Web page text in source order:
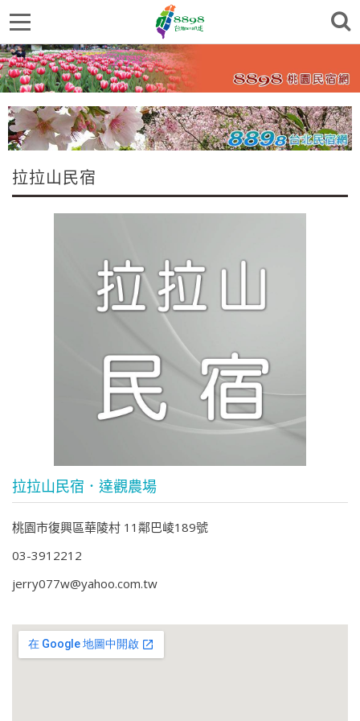
拉拉山民宿
拉拉山民宿．達觀農場
桃園市復興區華陵村 11鄰巴崚189號
03-3912212
jerry077w@yahoo.com.tw